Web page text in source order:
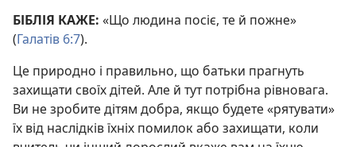
БІБЛІЯ КАЖЕ: «Що людина посіє, те й пожне»
(Галатів 6:7).
Це природно і правильно, що батьки прагнуть
захищати своїх дітей. Але й тут потрібна рівновага.
Ви не зробите дітям добра, якщо будете «рятувати»
їх від наслідків їхніх помилок або захищати, коли